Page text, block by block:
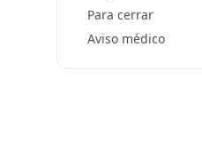
Para cerrar
Aviso médico